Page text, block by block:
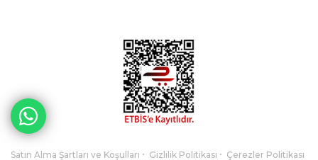
Satın Alma Şartları ve Koşulları Gizlilik Politikası Çerezler Politikası